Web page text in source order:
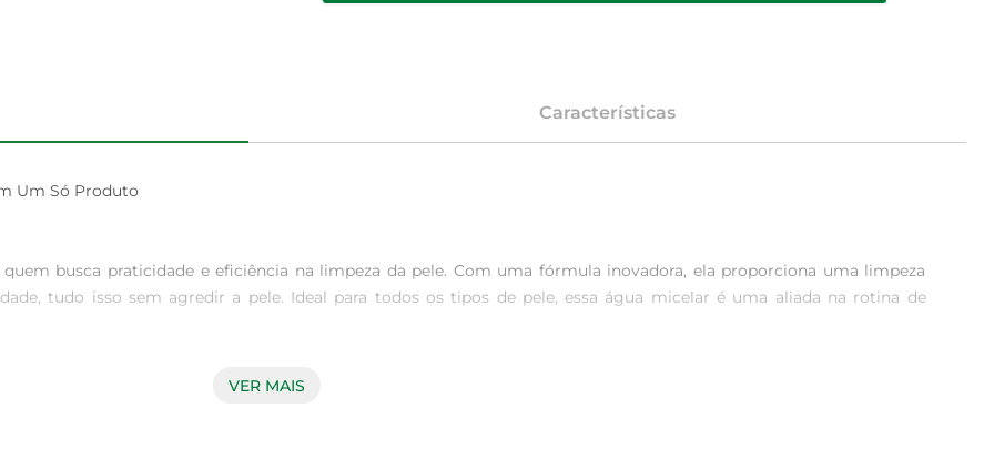
Características
Um Só Produto
busca praticidade e eficiência na limpeza da pele. Com uma fórmula inovadora, ela proporciona uma limpeza
tudo isso sem agredir a pele. Ideal para todos os tipos de pele, essa água micelar é uma aliada na rotina de
VER MAIS